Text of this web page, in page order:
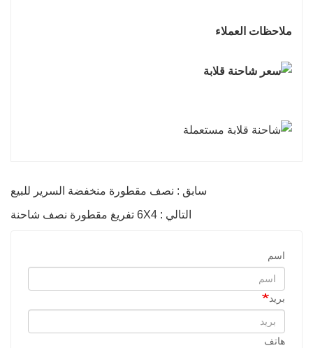
ملاحظات العملاء
سابق : نصف مقطورة منخفضة السرير للبيع
التالي : 6X4 تفريغ مقطورة نصف شاحنة
اسم
بريد
هاتف